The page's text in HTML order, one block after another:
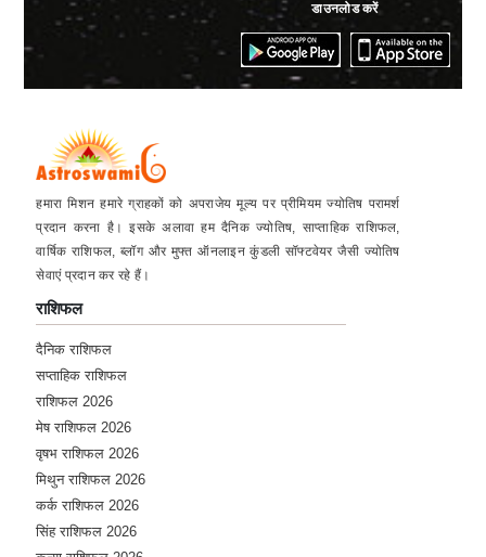
डाउनलोड करें
हमारा मिशन हमारे ग्राहकों को अपराजेय मूल्य पर प्रीमियम ज्योतिष परामर्श
प्रदान करना है। इसके अलावा हम दैनिक ज्योतिष, साप्ताहिक राशिफल,
वार्षिक राशिफल, ब्लॉग और मुफ्त ऑनलाइन कुंडली सॉफ्टवेयर जैसी ज्योतिष
सेवाएं प्रदान कर रहे हैं।
राशिफल
दैनिक राशिफल
सप्ताहिक राशिफल
राशिफल 2026
मेष राशिफल 2026
वृषभ राशिफल 2026
मिथुन राशिफल 2026
कर्क राशिफल 2026
सिंह राशिफल 2026